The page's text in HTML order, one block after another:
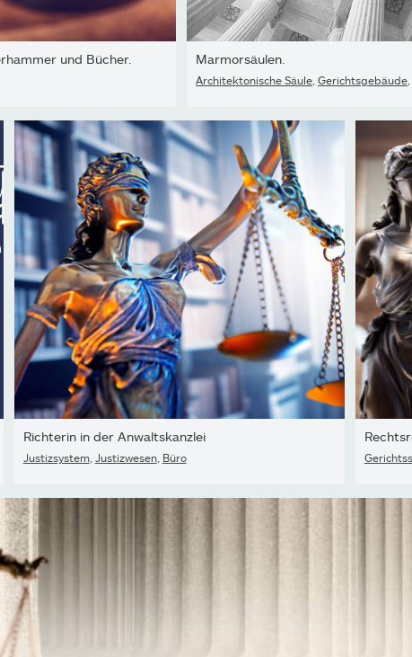
und Bücher. Marmorsäulen.
Architektonische Säule Gerichtsgebäude
Richterin in der Anwaltskanzlei
Justizsystem, Justizwesen, Büro